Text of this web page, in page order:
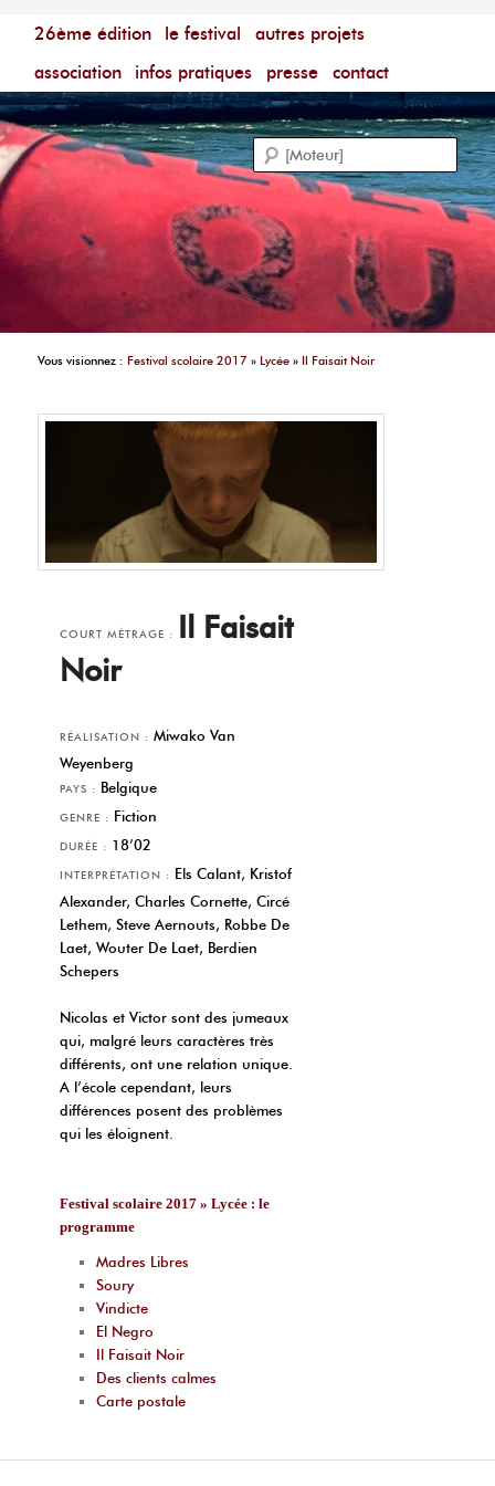
Menu principal
aller au contenu principal
aller au contenu secondaire
26ème édition le festival
autres projets
association
infos pratiques presse contact
Festival du Film Court Francophone – [Un poing c'est
Vous visionnez :Festival scolaire 2017 »Lycée » Il Faisait Noir
COURT MÉTRAGE :
Il Faisait
Noir
RÉALISATION : Miwako Van
Weyenberg
PAYS : Belgique
GENRE : Fiction
DURÉE : 18’02
INTERPRÉTATION : Els Calant, Kristof
Alexander, Charles Cornette, Circé
Lethem, Steve Aernouts, Robbe De
Laet, Wouter De Laet, Berdien
Schepers
Nicolas et Victor sont des jumeaux
qui, malgré leurs caractères très
différents, ont une relation unique.
A l’école cependant, leurs
différences posent des problèmes
qui les éloignent.
Festival scolaire 2017 » Lycée : le
programme
Madres Libres
Soury
Vindicte
El Negro
Il Faisait Noir
Des clients calmes
Carte postale